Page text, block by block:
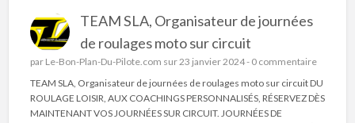
TEAM SLA, Organisateur de journées
de roulages moto sur circuit
par Le-Bon-Plan-Du-Pilote.com sur 23 janvier 2024 - 0 commentaire
TEAM SLA, Organisateur de journées de roulages moto sur circuit DU
ROULAGE LOISIR, AUX COACHINGS PERSONNALISÉS, RÉSERVEZ DÈS
MAINTENANT VOS JOURNÉES SUR CIRCUIT. JOURNÉES DE